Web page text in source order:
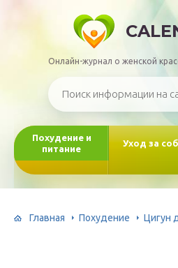
Онлайн-журнал о женской
Похудение и
питание
Уход за
Главная Похудение Цигун